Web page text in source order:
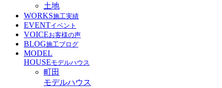
土地
WORKS施工実績
EVENTイベント
VOICEお客様の声
BLOG施工ブログ
MODEL
HOUSEモデルハウス
町田
モデルハウス